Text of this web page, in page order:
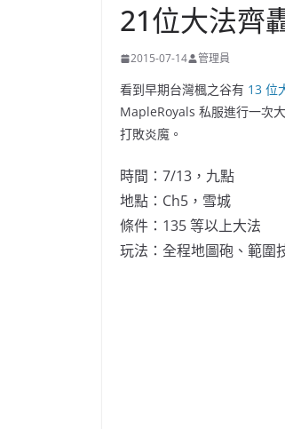
21位大法齊
2015-07-14 管理員
看到早期台灣楓之谷有 13 位
MapleRoyals 私服進行一次
打敗炎魔。
時間：7/13，九點
地點：Ch5，雪城
條件：135 等以上大法
玩法：全程地圖砲、範圍